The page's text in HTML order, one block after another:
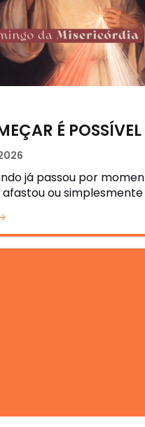
É POSSÍVEL
já passou por
afastou ou